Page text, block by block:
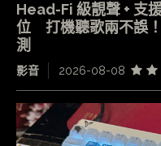
Head-Fi 級靚聲 + 支
位 打機聽歌兩不誤
測
影音 2026-08-08